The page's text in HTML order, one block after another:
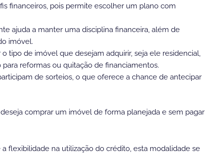
financeiros, pois permite escolher um plano com
ajuda a manter uma disciplina financeira, além de
imóvel.
tipo de imóvel que desejam adquirir, seja ele residencial,
reformas ou quitação de financiamentos.
de sorteios, o que oferece a chance de antecipar
comprar um imóvel de forma planejada e sem pagar
flexibilidade na utilização do crédito, esta modalidade se